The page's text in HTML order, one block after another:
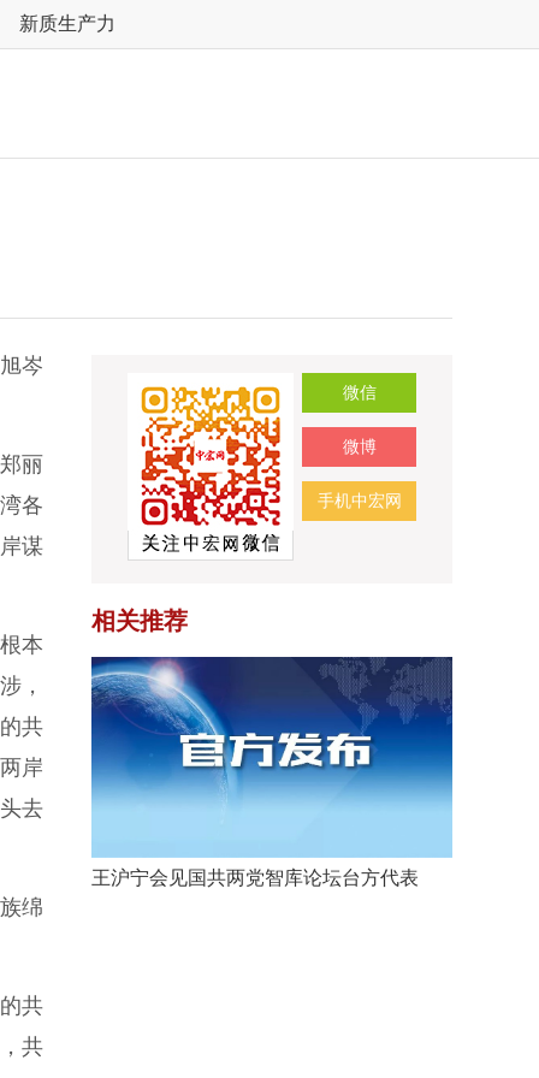
新质生产力
岑
丽
各
谋
本
，
共
岸
去
绵
共
共
微信
微博
手机中宏网
相关推荐
王沪宁会见国共两党智库论坛台方代表